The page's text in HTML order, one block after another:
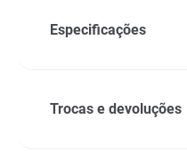
Especificações
Trocas e devoluções